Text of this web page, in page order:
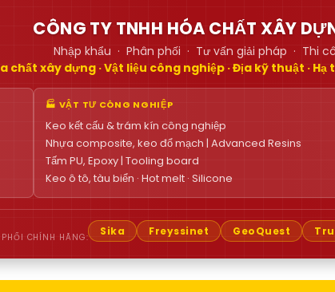
CÔNG TY TNHH HÓA CHẤT XÂY
Nhập khẩu · Phân phối · Tư vấn giải pháp · Thi
chất xây dựng · Vật liệu công nghiệp · Địa kỹ thuật ·
🏭 VẬT TƯ CÔNG NGHIỆP
Keo kết cấu & trám kín công nghiệp
Nhựa composite, keo đổ mạch | Advanced Resins
Tấm PU, Epoxy | Tooling board
Keo ô tô, tàu biển · Hot melt · Silicone
PHỐI CHÍNH HÃNG: Sika Freyssinet GeoQuest